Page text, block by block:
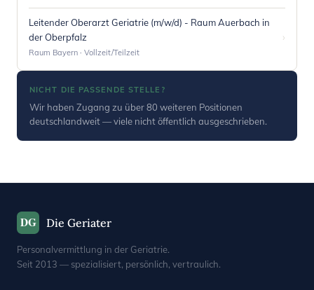
Leitender Oberarzt Geriatrie (m/w/d) - Raum Auerbach in
der Oberpfalz
Raum Bayern · Vollzeit/Teilzeit
›
NICHT DIE PASSENDE STELLE?
Wir haben Zugang zu über 80 weiteren Positionen
deutschlandweit — viele nicht öffentlich ausgeschrieben.
DG Die Geriater
Personalvermittlung in der Geriatrie.
Seit 2013 — spezialisiert, persönlich, vertraulich.